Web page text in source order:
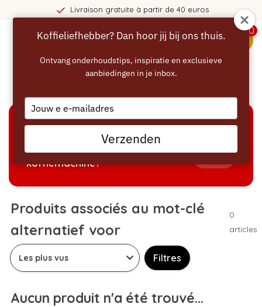
Livraison gratuite à partir de 40 euros
0
Welke producten passen bij mijn
koffiemachine?
Produits associés au mot-clé
alternatief voor
0
articles
Filtres
Aucun produit n'a été trouvé...
Koffieliefhebber? Dan hoor jij bij ons thuis.
Ontvang onderhoudstips, inspiratie en exclusieve
aanbiedingen in je inbox.
Type
your
email
Verzenden